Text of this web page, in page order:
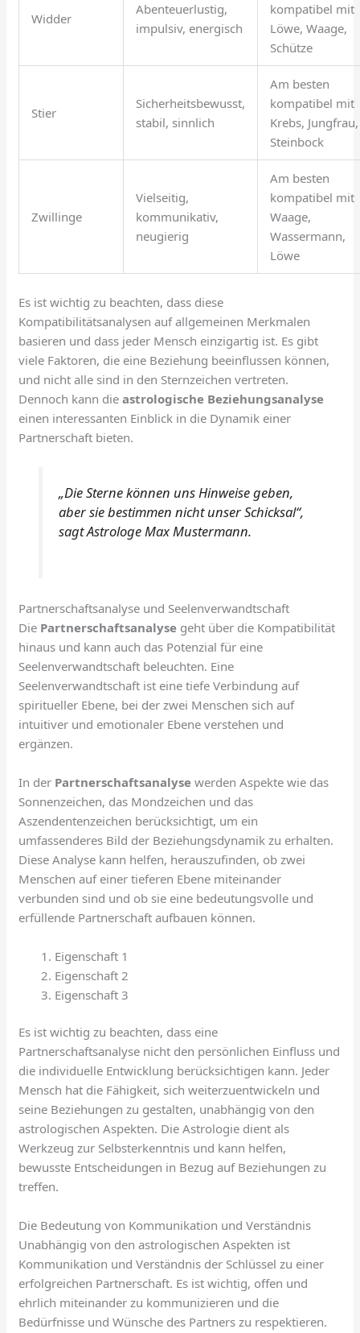
Widder
Abenteuerlustig,
impulsiv, energisch
kompatibel mit
Löwe, Waage,
Schütze
Stier
Sicherheitsbewusst,
stabil, sinnlich
Am besten
kompatibel mit
Krebs, Jungfrau,
Steinbock
Zwillinge
Vielseitig,
kommunikativ,
neugierig
Am besten
kompatibel mit
Waage,
Wassermann,
Löwe
Es ist wichtig zu beachten, dass diese
Kompatibilitätsanalysen auf allgemeinen Merkmalen
basieren und dass jeder Mensch einzigartig ist. Es gibt
viele Faktoren, die eine Beziehung beeinflussen können,
und nicht alle sind in den Sternzeichen vertreten.
Dennoch kann dieastrologische Beziehungsanalyse
einen interessanten Einblick in die Dynamik einer
Partnerschaft bieten.
„Die Sterne können uns Hinweise geben,
aber sie bestimmen nicht unser Schicksal“,
sagt Astrologe Max Mustermann.
Partnerschaftsanalyse und Seelenverwandtschaft
Die Partnerschaftsanalyse geht über die Kompatibilität
hinaus und kann auch das Potenzial für eine
Seelenverwandtschaft beleuchten. Eine
Seelenverwandtschaft ist eine tiefe Verbindung auf
spiritueller Ebene, bei der zwei Menschen sich auf
intuitiver und emotionaler Ebene verstehen und
ergänzen.
In der Partnerschaftsanalyse werden Aspekte wie das
Sonnenzeichen, das Mondzeichen und das
Aszendentenzeichen berücksichtigt, um ein
umfassenderes Bild der Beziehungsdynamik zu erhalten.
Diese Analyse kann helfen, herauszufinden, ob zwei
Menschen auf einer tieferen Ebene miteinander
verbunden sind und ob sie eine bedeutungsvolle und
erfüllende Partnerschaft aufbauen können.
Eigenschaft 1
Eigenschaft 2
Eigenschaft 3
Es ist wichtig zu beachten, dass eine
Partnerschaftsanalyse nicht den persönlichen Einfluss und
die individuelle Entwicklung berücksichtigen kann. Jeder
Mensch hat die Fähigkeit, sich weiterzuentwickeln und
seine Beziehungen zu gestalten, unabhängig von den
astrologischen Aspekten. Die Astrologie dient als
Werkzeug zur Selbsterkenntnis und kann helfen,
bewusste Entscheidungen in Bezug auf Beziehungen zu
treffen.
Die Bedeutung von Kommunikation und Verständnis
Unabhängig von den astrologischen Aspekten ist
Kommunikation und Verständnis der Schlüssel zu einer
erfolgreichen Partnerschaft. Es ist wichtig, offen und
ehrlich miteinander zu kommunizieren und die
Bedürfnisse und Wünsche des Partners zu respektieren.